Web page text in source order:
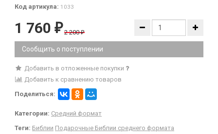
Код артикула: 1033
1 760 ₽ 2 200₽
Сообщить о поступлении
Добавить в отложенные покупки
Добавить к сравнению товаров
Поделиться:
Категории: Средний формат
Теги: Библии Подарочные Библии среднего формата